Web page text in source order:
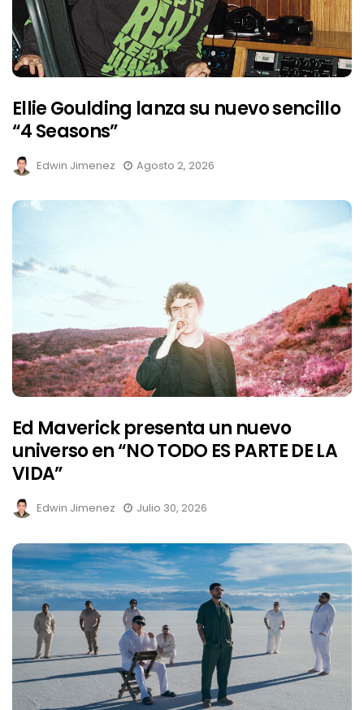
Ellie Goulding lanza su nuevo sencillo
“4 Seasons”
Edwin Jimenez Agosto 2, 2026
Ed Maverick presenta un nuevo
universo en “NO TODO ES PARTE DE LA
VIDA”
Edwin Jimenez Julio 30, 2026